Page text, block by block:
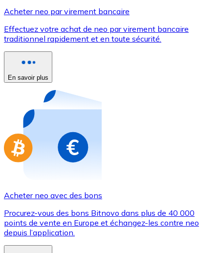
Utilisez les cartes Visa et Mastercard pour acheter
Acheter avec carte
Nouveau
Achetez des cartes-cadeaux de vos marques
Aller à la boutique de cartes-cadeaux
Acheter neo par virement bancaire
Effectuez votre achat de neo par virement bancaire
traditionnel rapidement et en toute sécurité.
En savoir plus
Acheter neo avec des bons
Procurez-vous des bons Bitnovo dans plus de 40 000
points de vente en Europe et échangez-les contre neo
depuis l’application.